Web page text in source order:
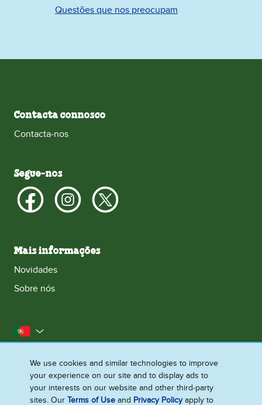
Questões que nos preocupam
Contacta connosco
Contacta‑nos
Segue‑nos
Mais informações
Novidades
Sobre nós
Portugal
Contacta‑nos
Acessibilidade
Aviso legal
Aviso de Privacidade
Aviso de Cookies
Mapa do site
We use cookies and similar technologies to improve
your experience on our site and to display ads to
your interests on our website and other third-party
sites. OurTerms of Use and Privacy Policyapply to